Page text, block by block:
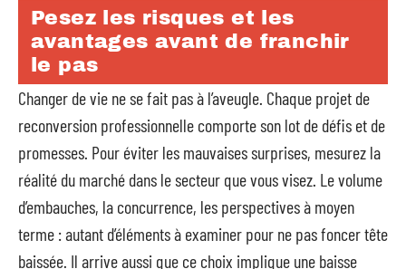
Pesez les risques et les
avantages avant de franchir
le pas
Changer de vie ne se fait pas à l’aveugle. Chaque projet de
reconversion professionnelle comporte son lot de défis et de
promesses. Pour éviter les mauvaises surprises, mesurez la
réalité du marché dans le secteur que vous visez. Le volume
d’embauches, la concurrence, les perspectives à moyen
terme : autant d’éléments à examiner pour ne pas foncer tête
baissée. Il arrive aussi que ce choix implique une baisse